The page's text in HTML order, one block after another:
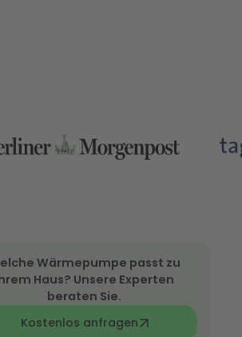
Wärmepumpe passt zu
Haus? Unsere Experten
beraten Sie.
Kostenlos anfragen